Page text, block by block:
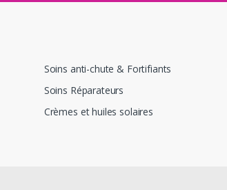
Soins anti-chute & Fortifiants
Soins Réparateurs
Crèmes et huiles solaires